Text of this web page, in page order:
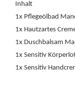
Inhalt
1x Pflegeölbad
1x Hautzartes
1x Duschbalsam
1x Sensitiv
1x Sensitiv